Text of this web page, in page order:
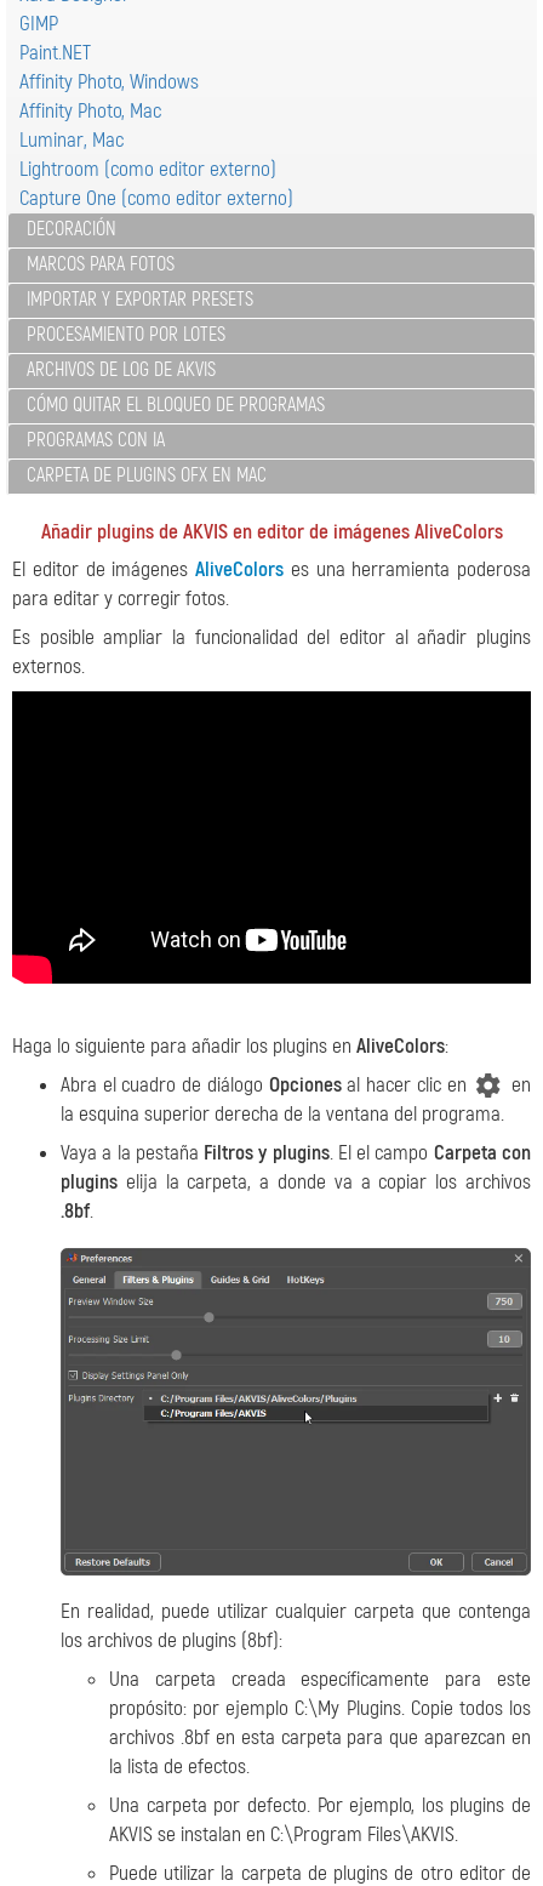
GIMP
Paint.NET
Affinity Photo, Windows
Affinity Photo, Mac
Luminar, Mac
Lightroom (como editor externo)
Capture One (como editor externo)
DECORACIÓN
MARCOS PARA FOTOS
IMPORTAR Y EXPORTAR PRESETS
PROCESAMIENTO POR LOTES
ARCHIVOS DE LOG DE AKVIS
CÓMO QUITAR EL BLOQUEO DE PROGRAMAS
PROGRAMAS CON IA
CARPETA DE PLUGINS OFX EN MAC
Añadir plugins de AKVIS en editor de imágenes AliveColors
El editor de imágenes AliveColors es una herramienta poderosa
para editar y corregir fotos.
Es posible ampliar la funcionalidad del editor al añadir plugins
externos.
Haga lo siguiente para añadir los plugins en AliveColors:
Abra el cuadro de diálogo Opcionesal hacer clic en
en
la esquina superior derecha de la ventana del programa.
Vaya a la pestaña Filtros y plugins. El el campo Carpeta con
plugins elija la carpeta, a donde va a copiar los archivos
.8bf.
En realidad, puede utilizar cualquier carpeta que contenga
los archivos de plugins (8bf):
Una carpeta creada específicamente para este
propósito: por ejemplo C:\My Plugins. Copie todos los
archivos .8bf en esta carpeta para que aparezcan en
la lista de efectos.
Una carpeta por defecto. Por ejemplo, los plugins de
AKVIS se instalan en C:\Program Files\AKVIS.
Puede utilizar la carpeta de plugins de otro editor de